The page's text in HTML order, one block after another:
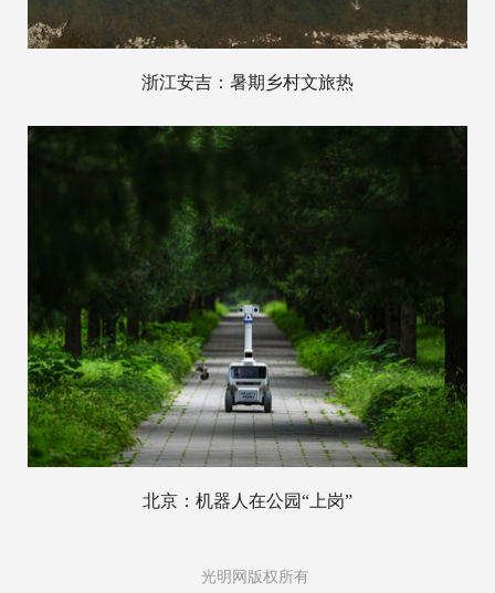
浙江安吉：暑期乡村文旅热
北京：机器人在公园“上岗”
光明网版权所有